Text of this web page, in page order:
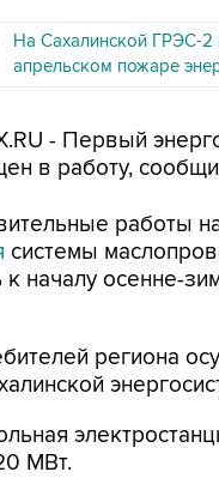
На Сахалинской ГРЭС-2
апрельском пожаре
- Первый
в работу,
работы
системы
к началу осенне-
региона
МВт.